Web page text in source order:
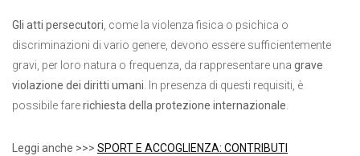
Gli atti persecutori , come la violenza fisica o psichica o
discriminazioni di vario genere, devono essere sufficientemente
gravi, per loro natura o frequenza, da rappresentare una grave
violazione dei diritti umani . In presenza di questi requisiti, è
possibile farerichiesta della protezione internazionale
Leggi anche >>> SPORT E ACCOGLIENZA: CONTRIBUTI